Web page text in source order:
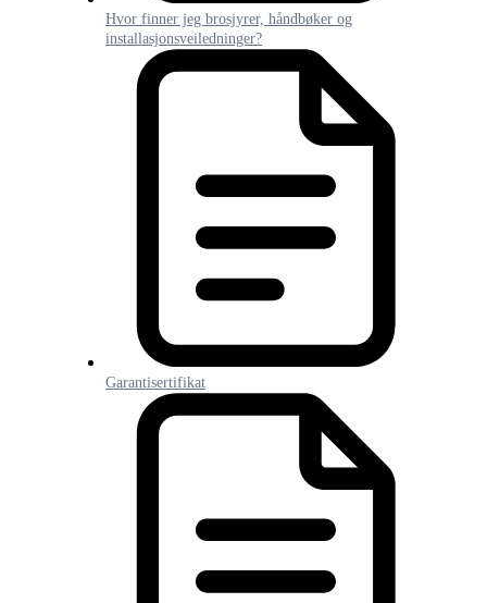
Hvor finner jeg brosjyrer, håndbøker og
installasjonsveiledninger?
Garantisertifikat